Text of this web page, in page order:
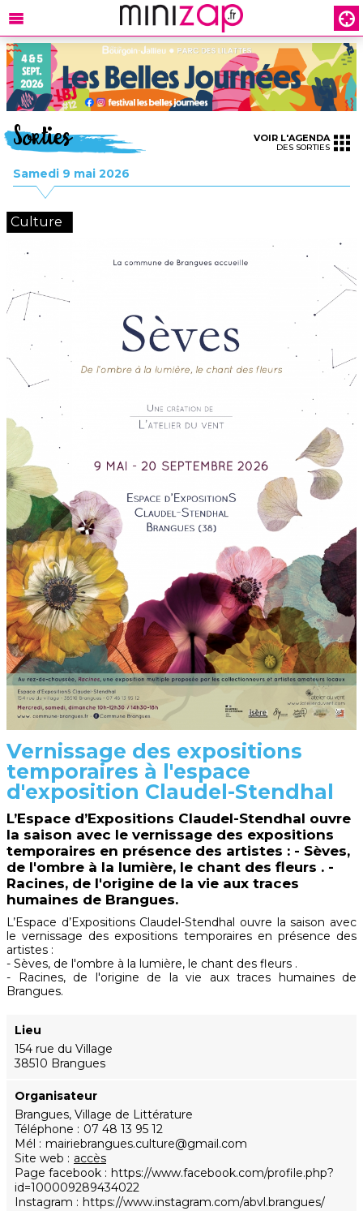
Sorties
Samedi 9 mai 2026
VOIR L'AGENDA
DES SORTIES
Culture
Vernissage des expositions
temporaires à l'espace
d'exposition Claudel-Stendhal
L’Espace d’Expositions Claudel-Stendhal ouvre
la saison avec le vernissage des expositions
temporaires en présence des artistes : - Sèves,
de l'ombre à la lumière, le chant des fleurs . -
Racines, de l'origine de la vie aux traces
humaines de Brangues.
L’Espace d’Expositions Claudel-Stendhal ouvre la saison avec
le vernissage des expositions temporaires en présence des
artistes :
- Sèves, de l'ombre à la lumière, le chant des fleurs .
- Racines, de l'origine de la vie aux traces humaines de
Brangues.
Lieu
154 rue du Village
38510 Brangues
Organisateur
Brangues, Village de Littérature
Téléphone
07 48 13 95 12
Mél
mairiebrangues.culture@gmail.com
Site web
accès
Page facebook
https://www.facebook.com/profile.php?
id=100009289434022
Instagram
https://www.instagram.com/abvl.brangues/